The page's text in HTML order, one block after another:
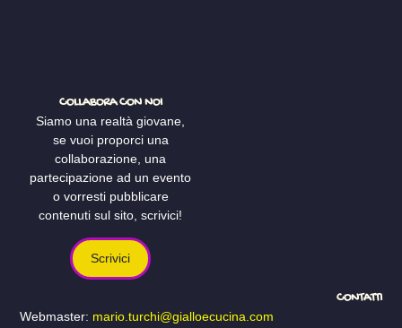
COLLABORA CON NOI
Siamo una realtà giovane,
se vuoi proporci una
collaborazione, una
partecipazione ad un evento
o vorresti pubblicare
contenuti sul sito, scrivici!
Scrivici
CONTATTI
Webmaster: mario.turchi@gialloecucina.com